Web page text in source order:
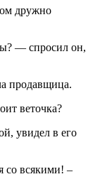
дружно
— спросил он,
продавщица.
веточка?
увидел в его
со всякими! –